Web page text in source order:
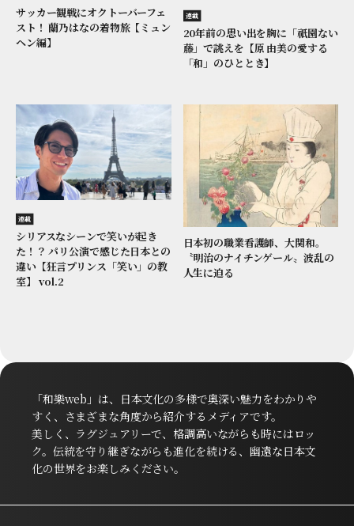
サッカー観戦にオクトーバーフェ
スト！ 蘭乃はなの着物旅【ミュン
ヘン編】
連載
20年前の思い出を胸に「祇園ない
藤」で誂えを【原 由美の愛する
「和」のひととき】
連載
シリアスなシーンで笑いが起き
た！？ パリ公演で感じた日本との
違い【狂言プリンス「笑い」の教
室】 vol.2
日本初の職業看護師、大関和。
〝明治のナイチンゲール〟波乱の
人生に迫る
「和樂web」は、日本文化の多様で奥深い魅力をわかりや
すく、さまざまな角度から紹介するメディアです。
美しく、ラグジュアリーで、格調高いながらも時にはロッ
ク。伝統を守り継ぎながらも進化を続ける、幽遠な日本文
化の世界をお楽しみください。